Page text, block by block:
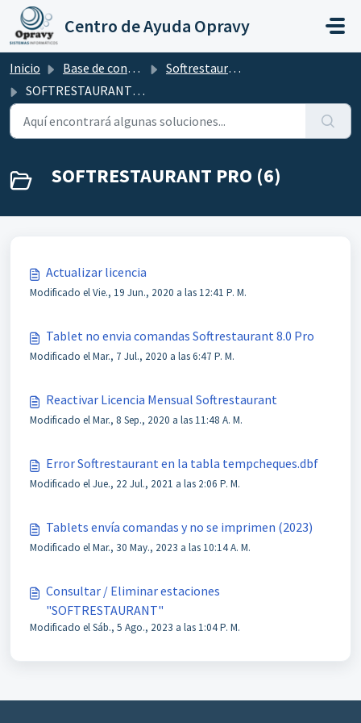
Ir al contenido principal
Centro de Ayuda Opravy
Inicio Base de conocimientos
Softrestaurant
SOFTRESTAURANT PRO
SOFTRESTAURANT PRO (6)
Actualizar licencia
Modificado el Vie., 19 Jun., 2020 a las 12:41 P. M.
Tablet no envia comandas Softrestaurant 8.0 Pro
Modificado el Mar., 7 Jul., 2020 a las 6:47 P. M.
Reactivar Licencia Mensual Softrestaurant
Modificado el Mar., 8 Sep., 2020 a las 11:48 A. M.
Error Softrestaurant en la tabla tempcheques.dbf
Modificado el Jue., 22 Jul., 2021 a las 2:06 P. M.
Tablets envía comandas y no se imprimen (2023)
Modificado el Mar., 30 May., 2023 a las 10:14 A. M.
Consultar / Eliminar estaciones
"SOFTRESTAURANT"
Modificado el Sáb., 5 Ago., 2023 a las 1:04 P. M.